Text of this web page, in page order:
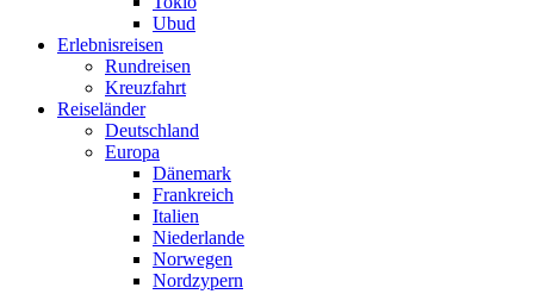
Ubud
Erlebnisreisen
Rundreisen
Kreuzfahrt
Reiseländer
Deutschland
Europa
Dänemark
Frankreich
Italien
Niederlande
Norwegen
Nordzypern